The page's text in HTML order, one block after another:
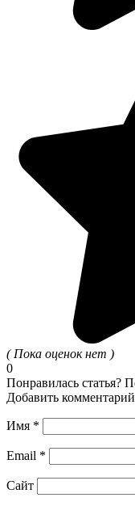
( Пока оценок нет )
0
Понравилась статья?
Добавить комментарий
Имя *
Email *
Сайт